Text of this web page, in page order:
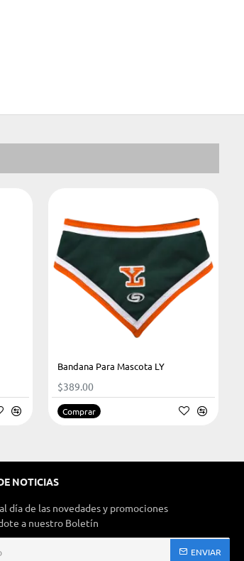
Bandana Para Mascota LY
$389.00
Comprar
NOTICIAS
día de las novedades y promociones
a nuestro Boletín
ENVIAR